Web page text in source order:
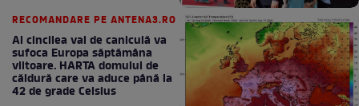
RECOMANDARE PE ANTENA3.RO
Al cincilea val de caniculă va
sufoca Europa săptămâna
viitoare. HARTA domului de
căldură care va aduce până la
42 de grade Celsius